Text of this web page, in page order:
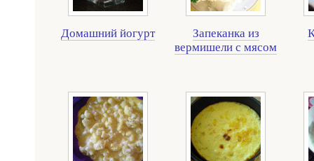
Домашний йогурт
Запеканка из
вермишели с мясом